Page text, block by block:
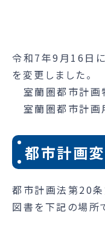
令和7年9月16日に
を変更しました。
室蘭圏都市計画
室蘭圏都市計画
都市計画
都市計画法第20条
図書を下記の場所